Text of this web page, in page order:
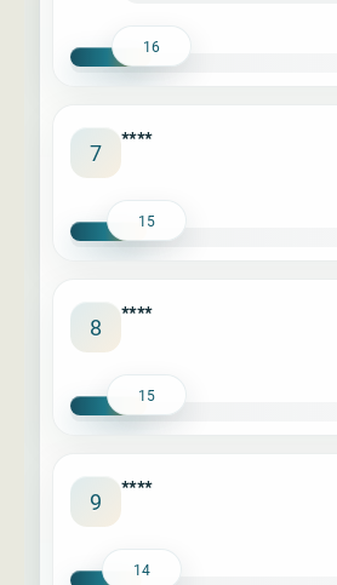
16
7 ****
15
8 ****
15
9 ****
14